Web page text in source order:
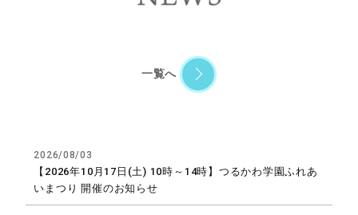
一覧へ
2026/08/03
【2026年10月17日(土) 10時～14時】つるかわ学園ふれあ
いまつり 開催のお知らせ